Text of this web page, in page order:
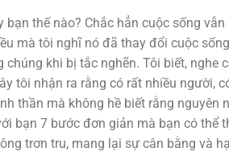
bạn thế nào? Chắc hẳn cuộc sống
mà tôi nghĩ nó đã thay đổi cuộc
khi bị tắc nghẽn. Tôi biết, nghe
tôi nhận ra rằng có rất nhiều người,
thần mà không hề biết rằng nguyên
bạn 7 bước đơn giản mà bạn có thể
trơn tru, mang lại sự cân bằng và